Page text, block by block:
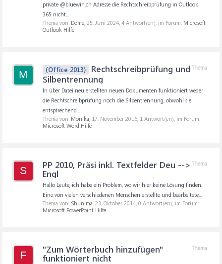
private @bluewin.ch Adresse die Rechtschreibprüfung in Outlook
365 nicht...
Thema von: Dome, 25. Juni 2024, 4 Antwort(en), im Forum: Microsoft
Outlook Hilfe
M
Thema
(Office 2013)
Rechtschreibprüfung und
Silbentrennung
In über Datei neu erstellten neuen Dokumenten funktioniert weder
die Rechtschreibprüfung noch die Silbentrennung, obwohl sie
entsptrechend...
Thema von: Monika, 17. November 2016, 1 Antwort(en), im Forum:
Microsoft Word Hilfe
S
Thema
PP 2010, Präsi inkl. Textfelder Deu -->
Engl
Hallo Leute, ich habe ein Problem, wo wir hier keine Lösung finden.
Eine von vielen verschiedenen Menschen erstellte und bearbeitete...
Thema von: Shunima, 23. Oktober 2014, 0 Antwort(en), im Forum:
Microsoft PowerPoint Hilfe
F
Thema
"Zum Wörterbuch hinzufügen"
funktioniert nicht